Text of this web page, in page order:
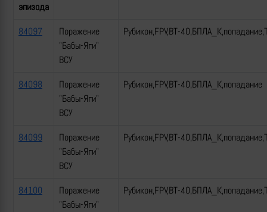
эпизода
84097
Поражение
"Бабы-Яги"
ВСУ
Рубикон,FPV,ВТ-
84098
Поражение
"Бабы-Яги"
ВСУ
Рубикон,FPV,ВТ-40,БПЛА_К,попадание
84099
Поражение
"Бабы-Яги"
ВСУ
Рубикон,FPV,ВТ-
84100
Поражение
"Бабы-Яги"
Рубикон,FPV,ВТ-